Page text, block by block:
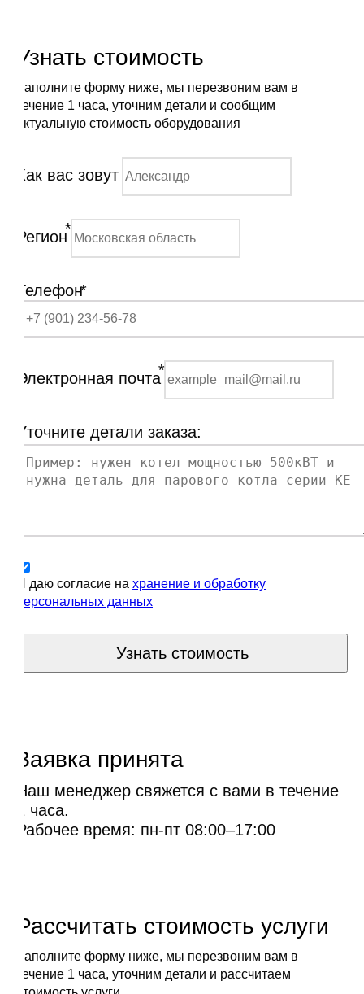
Узнать стоимость
Заполните форму ниже, мы перезвоним вам в
течение 1 часа, уточним детали и сообщим
актуальную стоимость оборудования
Как вас зовут
Регион*
Телефон*
Электронная почта*
Уточните детали заказа:
Я даю согласие на хранение и обработку
персональных данных
Узнать стоимость
Заявка принята
Наш менеджер свяжется с вами в течение
1 часа.
Рабочее время: пн-пт 08:00–17:00
Рассчитать стоимость услуги
Заполните форму ниже, мы перезвоним вам в
течение 1 часа, уточним детали и рассчитаем